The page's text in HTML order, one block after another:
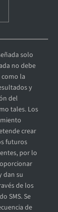
solo
no debe
la
y
del
tales. Los
crear
futuros
por lo
dan su
de los
SMS. Se
de